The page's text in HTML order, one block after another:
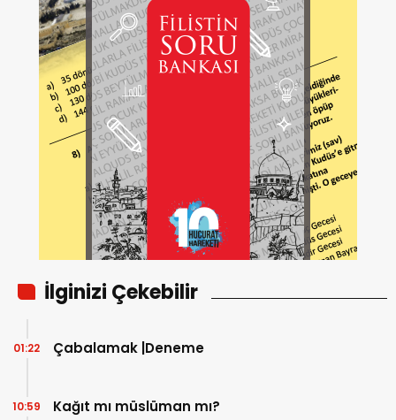
İlginizi Çekebilir
Çabalamak |Deneme
01:22
Kağıt mı müslüman mı?
10:59